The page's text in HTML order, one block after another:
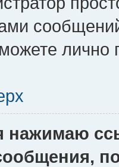
лично
нажимаю